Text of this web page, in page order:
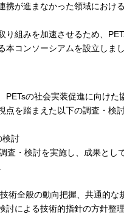
が進まなかった領域におけ
組みを加速させるため、
本コンソーシアムを設立しまし
の社会実装促進に向け
点を踏まえた以下の調査・検
検討
査・検討を実施し、成果と
術全般の動向把握、共通的
討による技術的指針の方針整理